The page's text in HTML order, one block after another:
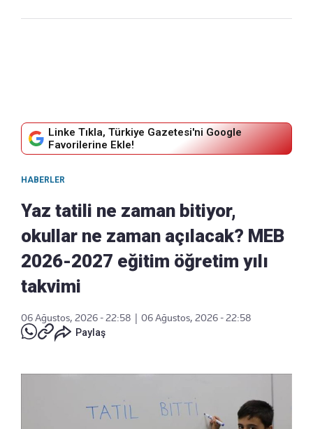
Linke Tıkla, Türkiye Gazetesi'ni Google
Favorilerine Ekle!
HABERLER
Yaz tatili ne zaman bitiyor,
okullar ne zaman açılacak? MEB
2026-2027 eğitim öğretim yılı
takvimi
06 Ağustos, 2026 - 22:58
06 Ağustos, 2026 - 22:58
Paylaş